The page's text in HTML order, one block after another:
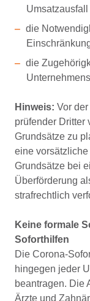
Umsatzausfall
die
die
Hinweis: Vor
prüfender Dritter
Grundsätze zu
eine
Grundsätze bei
Überförderung
strafrechtlich
Keine formale
Soforthilfen
Die Corona-
hingegen jeder
beantragen. Die
Ärzte und